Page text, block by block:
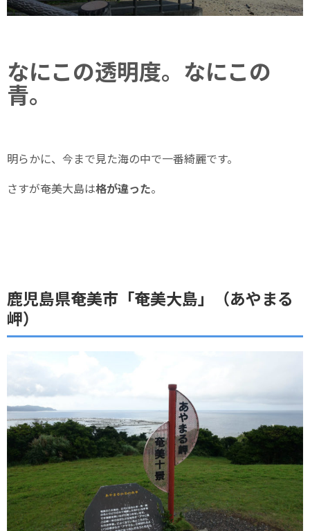
なにこの透明度。なにこの
青。
明らかに、今まで見た海の中で一番綺麗です。
さすが奄美大島は格が違った。
鹿児島県奄美市「奄美大島」（あやまる
岬）